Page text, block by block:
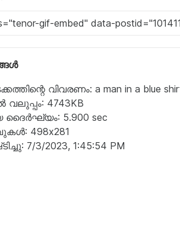
വിവരണം: a man in a blue
4743KB
5.900 sec
498x281
7/3/2023, 1:45:54 PM